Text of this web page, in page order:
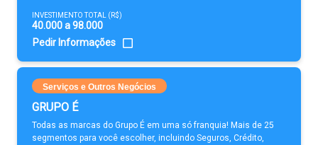
INVESTIMENTO TOTAL (R$)
40.000 a 98.000
Pedir Informações
Serviços e Outros Negócios
GRUPO É
Todas as marcas do Grupo É em uma só franquia! Mais de 25
segmentos para você escolher, incluindo Seguros, Crédito,